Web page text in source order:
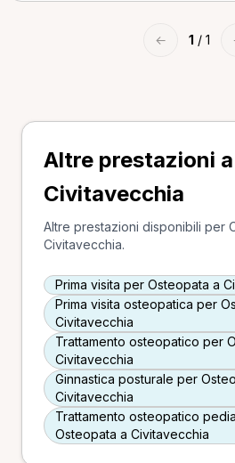
← 1 / 1
Altre prestazioni a
Civitavecchia
Altre prestazioni disponibili per
Civitavecchia.
Prima visita per Osteopata a
Prima visita osteopatica per
Civitavecchia
Trattamento osteopatico per
Civitavecchia
Ginnastica posturale per
Civitavecchia
Trattamento osteopatico
Osteopata a Civitavecchia